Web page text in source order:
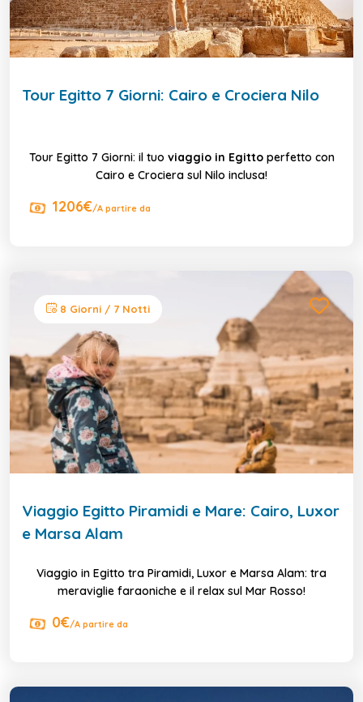
Tour Egitto 7 Giorni: Cairo e Crociera Nilo
Tour Egitto 7 Giorni: il tuo viaggio in Egittoperfetto con
Cairo e Crociera sul Nilo inclusa!
1206€/A partire da
8 Giorni / 7 Notti
Viaggio Egitto Piramidi e Mare: Cairo, Luxor
e Marsa Alam
Viaggio in Egitto tra Piramidi, Luxor e Marsa Alam: tra
meraviglie faraoniche e il relax sul Mar Rosso!
0€/A partire da